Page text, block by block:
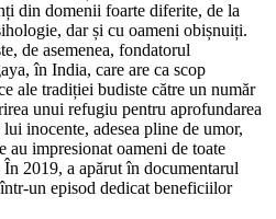
din domenii foarte diferite, de la
dar și cu oameni obișnuiți.
de asemenea, fondatorul
în India, care are ca scop
ale tradiției budiste către un număr
unui refugiu pentru aprofundarea
inocente, adesea pline de umor,
au impresionat oameni de toate
2019, a apărut în documentarul
un episod dedicat beneficiilor